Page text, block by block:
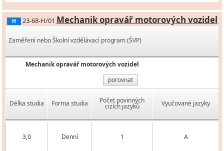
H 23-68-H/01 Mechanik opravář motorových vozidel
Zaměření nebo Školní vzdělávací program (ŠVP)
Mechanik opravář motorových vozidel
porovnat
Délka studia Forma studia Počet povinných
cizích jazyků Vyučované jazyky
3,0 Denní 1 A